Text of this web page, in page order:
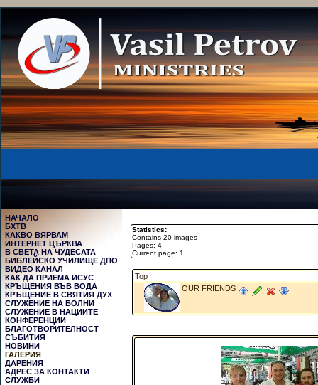
НАЧАЛО
БХТВ
КАКВО ВЯРВАМ
ИНТЕРНЕТ ЦЪРКВА
В СВЕТА НА ЧУДЕСАТА
БИБЛЕЙСКО УЧИЛИЩЕ ДПО
ВИДЕО КАНАЛ
КАК ДА ПРИЕМА ИСУС
КРЪЩЕНИЯ ВЪВ ВОДА
КРЪЩЕНИЕ В СВЯТИЯ ДУХ
СЛУЖЕНИЕ НА БОЛНИ
СЛУЖЕНИЕ В НАЦИИТЕ
КОНФЕРЕНЦИИ
БЛАГОТВОРИТЕЛНОСТ
СЪБИТИЯ
НОВИНИ
ГАЛЕРИЯ
ДАРЕНИЯ
АДРЕС ЗА КОНТАКТИ
СЛУЖБИ
Statistics:
Contains 20 images
Pages: 4
Current page: 1
Top
OUR FRIENDS